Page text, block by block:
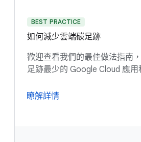
BEST PRACTICE
如何減少雲端碳足跡
歡迎查看我們的最佳做法指南
足跡最少的 Google Cloud 應用
瞭解詳情